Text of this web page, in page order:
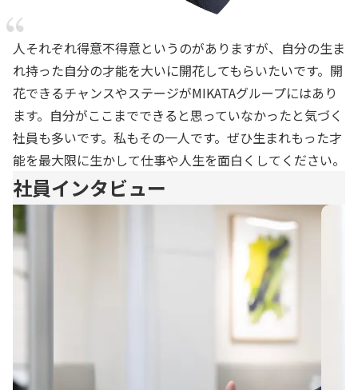
人それぞれ得意不得意というのがありますが、自分の生ま
れ持った自分の才能を大いに開花してもらいたいです。開
花できるチャンスやステージがMIKATAグループにはあり
ます。自分がここまでできると思っていなかったと気づく
社員も多いです。私もその一人です。ぜひ生まれもった才
能を最大限に生かして仕事や人生を面白くしてください。
社員インタビュー